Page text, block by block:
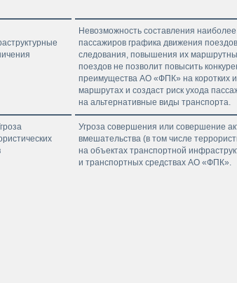
Невозможность составления
пассажиров графика движения
следования, повышения их
поездов не позволит повысить
преимущества АО «ФПК» на коротких
маршрутах и создаст риск ухода
на альтернативные виды транспорта.
Угроза совершения или совершение
вмешательства (в том числе
на объектах транспортной
и транспортных средствах АО «ФПК».